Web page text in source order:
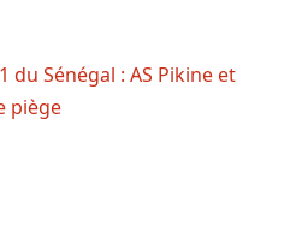
du Sénégal : AS Pikine et
piège